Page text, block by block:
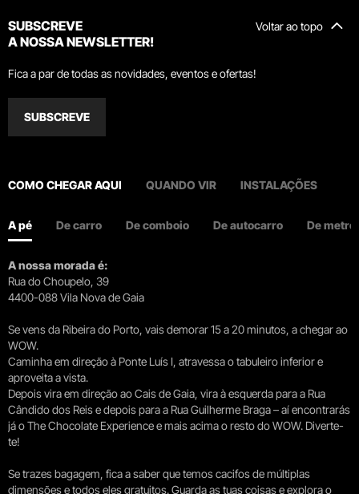
Voltar ao topo
SUBSCREVE
A NOSSA NEWSLETTER!
Fica a par de todas as novidades, eventos e ofertas!
SUBSCREVE
COMO CHEGAR AQUI QUANDO VIR INSTALAÇÕES
A pé De carro De comboio De autocarro De metro
A nossa morada é:
Rua do Choupelo, 39
4400-088 Vila Nova de Gaia
Se vens da Ribeira do Porto, vais demorar 15 a 20 minutos, a chegar ao
WOW.
Caminha em direção à Ponte Luís I, atravessa o tabuleiro inferior e
aproveita a vista.
Depois vira em direção ao Cais de Gaia, vira à esquerda para a Rua
Cândido dos Reis e depois para a Rua Guilherme Braga – aí encontrarás
já o The Chocolate Experience e mais acima o resto do WOW. Diverte-
te!
Se trazes bagagem, fica a saber que temos cacifos de múltiplas
dimensões e todos eles gratuitos. Guarda as tuas coisas e explora o